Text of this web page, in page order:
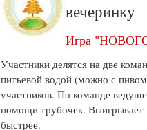
вечеринку
Игра
Участники делятся на две
питьевой водой (можно с
участников. По команде
помощи трубочек. Выигрывает
быстрее.